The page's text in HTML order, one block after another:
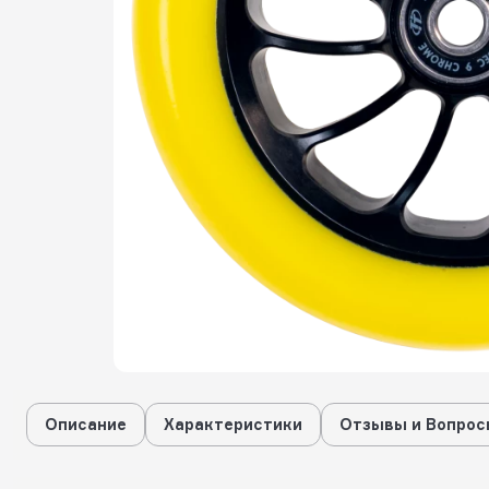
Описание Характеристики Отзывы и